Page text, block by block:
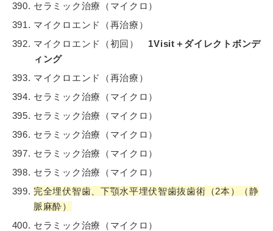
セラミック治療（マイクロ）
マイクロエンド（再治療）
マイクロエンド（初回） 1Visit＋ダイレクトボンデ
ィング
マイクロエンド（再治療）
セラミック治療（マイクロ）
セラミック治療（マイクロ）
セラミック治療（マイクロ）
セラミック治療（マイクロ）
セラミック治療（マイクロ）
完全埋伏智歯、下顎水平埋伏智歯抜歯術（2本）（静
脈麻酔）
セラミック治療（マイクロ）